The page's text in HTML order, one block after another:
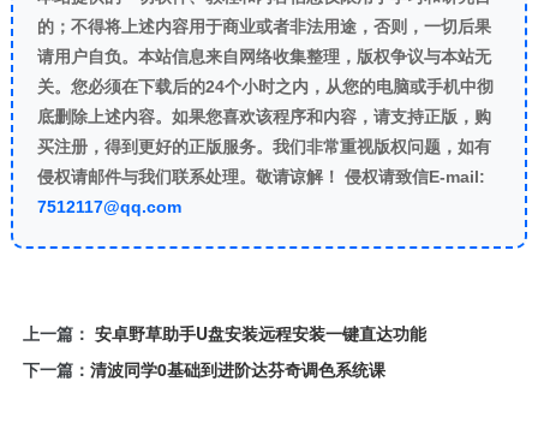
的；不得将上述内容用于商业或者非法用途，否则，一切后果
请用户自负。本站信息来自网络收集整理，版权争议与本站无
关。您必须在下载后的24个小时之内，从您的电脑或手机中彻
底删除上述内容。如果您喜欢该程序和内容，请支持正版，购
买注册，得到更好的正版服务。我们非常重视版权问题，如有
侵权请邮件与我们联系处理。敬请谅解！ 侵权请致信E-mail:
7512117@qq.com
上一篇： 安卓野草助手U盘安装远程安装一键直达功能
下一篇： 清波同学0基础到进阶达芬奇调色系统课